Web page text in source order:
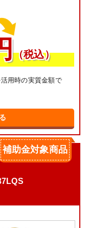
補助金対象商品
（税込）
用時の実質金額で